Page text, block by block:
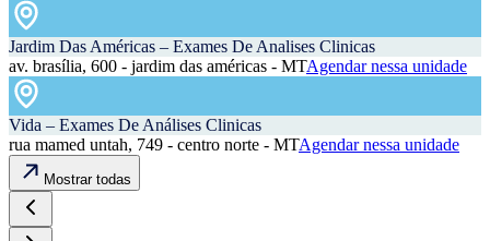
Jardim Das Américas – Exames De Analises Clinicas
av. brasília, 600 - jardim das américas - MTAgendar nessa unidade
Vida – Exames De Análises Clinicas
rua mamed untah, 749 - centro norte - MTAgendar nessa unidade
Mostrar todas